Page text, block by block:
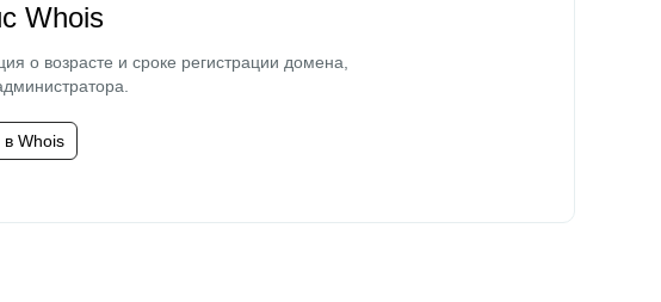
Whois
о возрасте и сроке регистрации домена,
Whois